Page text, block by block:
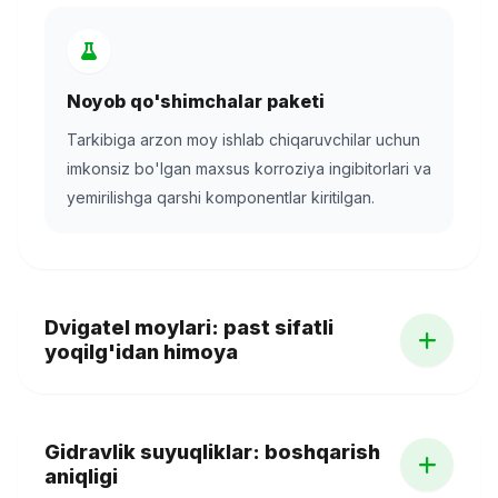
Noyob qo'shimchalar paketi
Tarkibiga arzon moy ishlab chiqaruvchilar uchun
imkonsiz bo'lgan maxsus korroziya ingibitorlari va
yemirilishga qarshi komponentlar kiritilgan.
Dvigatel moylari: past sifatli
yoqilg'idan himoya
Biz mintaqaviy o'ziga xoslikni hisobga olamiz.
O'zbekistondagi dizel yoqilg'isi tarkibida
Gidravlik suyuqliklar: boshqarish
aniqligi